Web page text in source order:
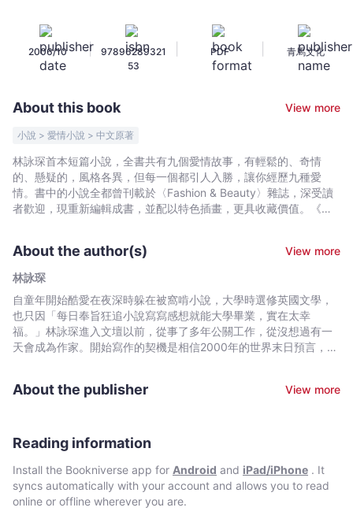
邂
逅
林
詠
琛
Bookniverse
2006/10 |
97896289321
53
PDF 青馬文化
About this book View more
小說 > 愛情小說 > 中文原著
林詠琛首本短篇小說，全書共有九個愛情故事，有輕鬆的、奇情
的、懸疑的，風格各異，但每一個都引人入勝，讓你經歷九種愛
情。書中的小說全都曾刊載於〈Fashion & Beauty〉雜誌，深受讀
者歡迎，現重新編輯成書，並配以特色插畫，更具收藏價值。《第
讓自己想在0.1秒奔向他的戀人。《魔性之女》每個星期二晚上，魔
性之女都會到訪，你會否開門迎進？《動畫戀人》不能觸摸不能擁
吻，這種愛情能否長久？《製造回憶》為了製造一個不滅的愛情回
憶，他決定……《米雪兒》男主角在往威尼斯的火車中遇到一生都在
尋找米雪兒的老先生，到底誰是米雪兒？《捉迷藏》愛情就如捉迷
藏，是每場戀愛開始時最刺激的遊戲。《音樂椅》三人的愛情如就
像玩音樂椅，這次擠不進的會是誰？《未完成的邂逅》二人於情人
逅」永遠不能完成。
About the author(s)
View more
林詠琛
自童年開始酷愛在夜深時躲在被窩啃小說，大學時選修英國文學，
也只因「每日奉旨狂追小說寫寫感想就能大學畢業，實在太幸
福。」林詠琛進入文壇以前，從事了多年公關工作，從沒想過有一
天會成為作家。開始寫作的契機是相信2000年的世界末日預言，想
世界末日沒有來，她寫作的文字精靈卻統統被喚醒了，迄今創作了
About the publisher View more
Reading information
Install the Bookniverse app for Android and iPad/iPhone . It
syncs automatically with your account and allows you to read
online or offline wherever you are.